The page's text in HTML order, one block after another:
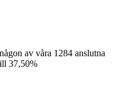
av våra 1284 anslutna
37,50%